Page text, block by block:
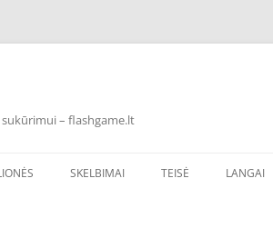
– flashgame.lt
SKELBIMAI TEISĖ LANGAI